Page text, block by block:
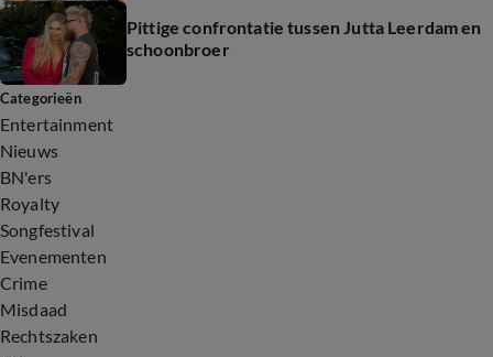
Pittige confrontatie tussen Jutta Leerdam en
schoonbroer
Categorieën
Entertainment
Nieuws
BN'ers
Royalty
Songfestival
Evenementen
Crime
Misdaad
Rechtszaken